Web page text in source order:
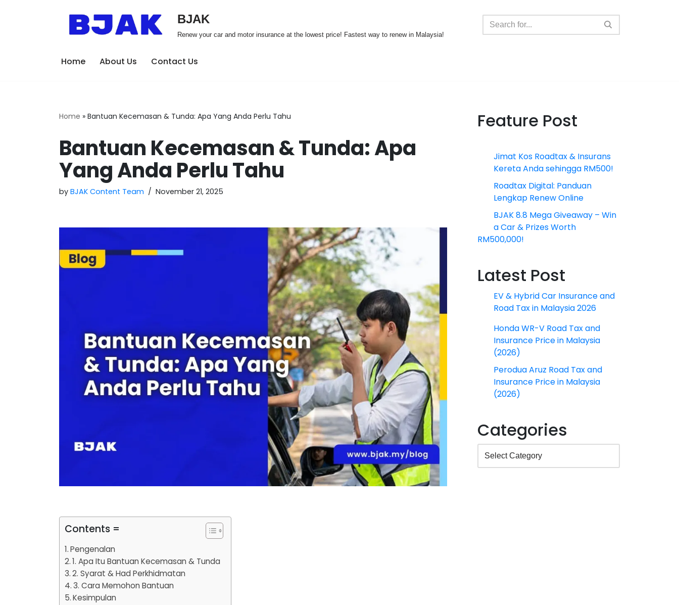
BJAK
Renew your car and motor insurance at the lowest price! Fastest way to renew in Malaysia!
Home About Us Contact Us
Home » Bantuan Kecemasan & Tunda: Apa Yang Anda Perlu Tahu
Bantuan Kecemasan & Tunda: Apa
Yang Anda Perlu Tahu
by BJAK Content Team November 21, 2025
Contents =
Pengenalan
1. Apa Itu Bantuan Kecemasan & Tunda
2. Syarat & Had Perkhidmatan
3. Cara Memohon Bantuan
Kesimpulan
Feature Post
Jimat Kos Roadtax & Insurans
Kereta Anda sehingga RM500!
Roadtax Digital: Panduan
Lengkap Renew Online
BJAK 8.8 Mega Giveaway – Win
a Car & Prizes Worth
RM500,000!
Latest Post
EV & Hybrid Car Insurance and
Road Tax in Malaysia 2026
Honda WR-V Road Tax and
Insurance Price in Malaysia
(2026)
Perodua Aruz Road Tax and
Insurance Price in Malaysia
(2026)
Categories